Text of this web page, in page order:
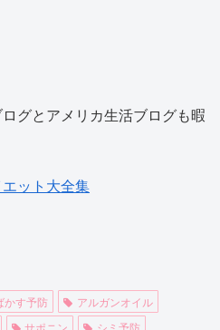
グとアメリカ生活ブログも暇
ット大全集
かす予防
アルガンオイル
サポニン シミ予防